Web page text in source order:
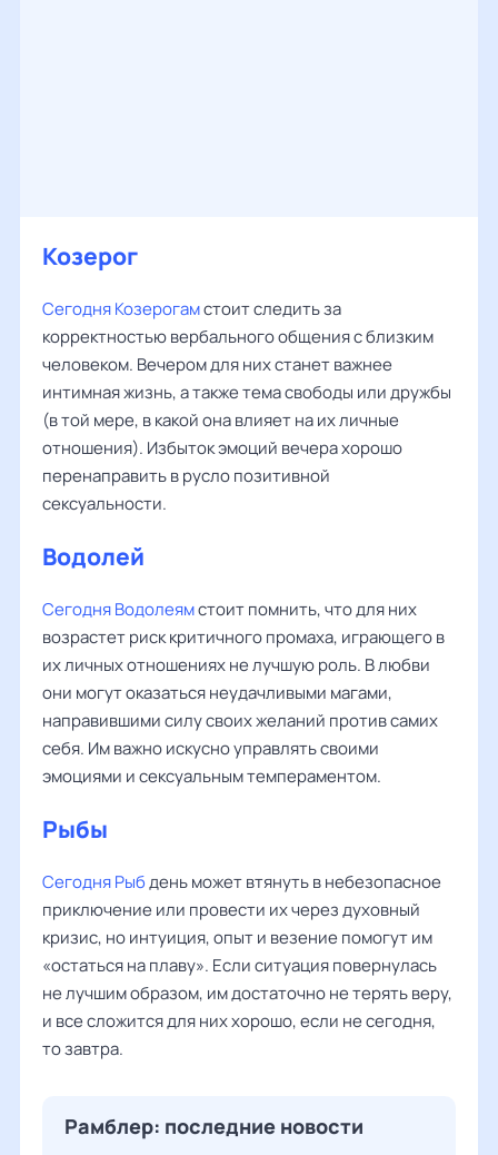
Козерог
Сегодня Козерогамстоит следить за
корректностью вербального общения с близким
человеком. Вечером для них станет важнее
интимная жизнь, а также тема свободы или дружбы
(в той мере, в какой она влияет на их личные
отношения). Избыток эмоций вечера хорошо
перенаправить в русло позитивной
сексуальности.
Водолей
Сегодня Водолеямстоит помнить, что для них
возрастет риск критичного промаха, играющего в
их личных отношениях не лучшую роль. В любви
они могут оказаться неудачливыми магами,
направившими силу своих желаний против самих
себя. Им важно искусно управлять своими
эмоциями и сексуальным темпераментом.
Рыбы
Сегодня Рыбдень может втянуть в небезопасное
приключение или провести их через духовный
кризис, но интуиция, опыт и везение помогут им
«остаться на плаву». Если ситуация повернулась
не лучшим образом, им достаточно не терять веру,
и все сложится для них хорошо, если не сегодня,
то завтра.
Рамблер: последние новости